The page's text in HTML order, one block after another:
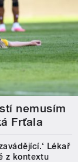
nemusím
Frťala
Lékař
z kontextu